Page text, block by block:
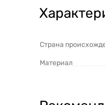
Страна
Материал